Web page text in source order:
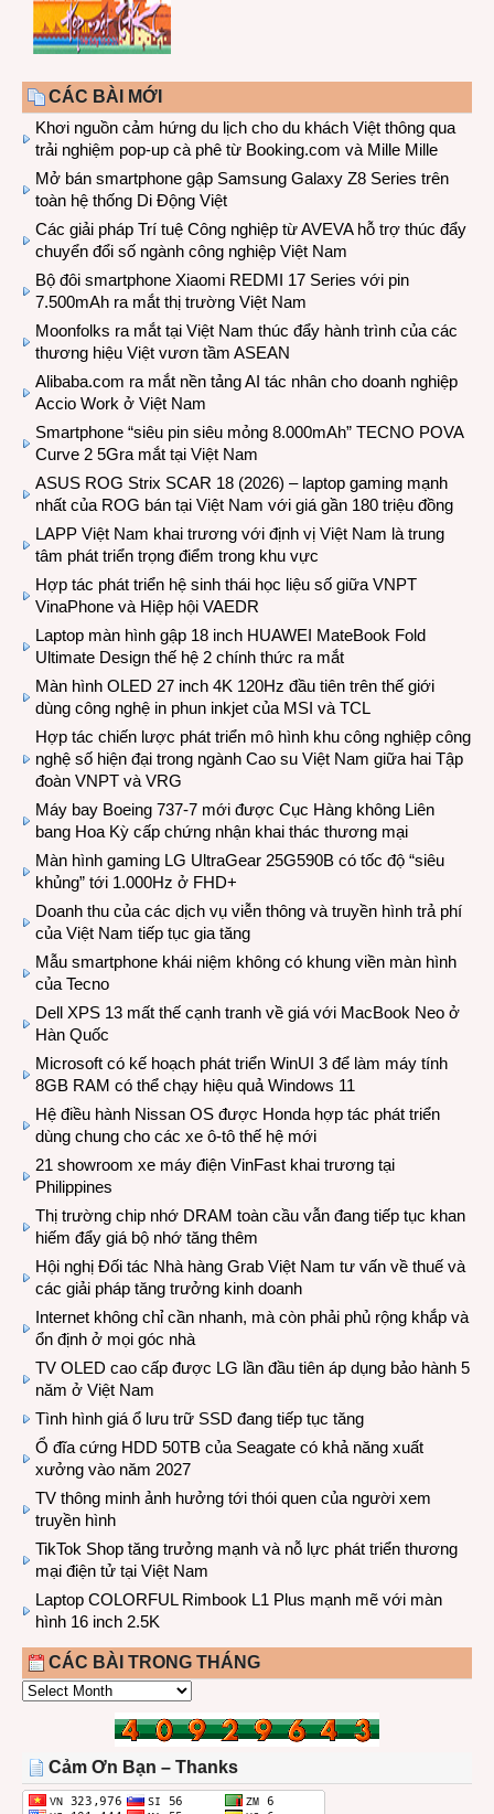
CÁC BÀI MỚI
Khơi nguồn cảm hứng du lịch cho du khách Việt thông qua
trải nghiệm pop-up cà phê từ Booking.com và Mille Mille
Mở bán smartphone gập Samsung Galaxy Z8 Series trên
toàn hệ thống Di Động Việt
Các giải pháp Trí tuệ Công nghiệp từ AVEVA hỗ trợ thúc đẩy
chuyển đổi số ngành công nghiệp Việt Nam
Bộ đôi smartphone Xiaomi REDMI 17 Series với pin
7.500mAh ra mắt thị trường Việt Nam
Moonfolks ra mắt tại Việt Nam thúc đẩy hành trình của các
thương hiệu Việt vươn tầm ASEAN
Alibaba.com ra mắt nền tảng AI tác nhân cho doanh nghiệp
Accio Work ở Việt Nam
Smartphone “siêu pin siêu mỏng 8.000mAh” TECNO POVA
Curve 2 5Gra mắt tại Việt Nam
ASUS ROG Strix SCAR 18 (2026) – laptop gaming mạnh
nhất của ROG bán tại Việt Nam với giá gần 180 triệu đồng
LAPP Việt Nam khai trương với định vị Việt Nam là trung
tâm phát triển trọng điểm trong khu vực
Hợp tác phát triển hệ sinh thái học liệu số giữa VNPT
VinaPhone và Hiệp hội VAEDR
Laptop màn hình gập 18 inch HUAWEI MateBook Fold
Ultimate Design thế hệ 2 chính thức ra mắt
Màn hình OLED 27 inch 4K 120Hz đầu tiên trên thế giới
dùng công nghệ in phun inkjet của MSI và TCL
Hợp tác chiến lược phát triển mô hình khu công nghiệp công
nghệ số hiện đại trong ngành Cao su Việt Nam giữa hai Tập
đoàn VNPT và VRG
Máy bay Boeing 737-7 mới được Cục Hàng không Liên
bang Hoa Kỳ cấp chứng nhận khai thác thương mại
Màn hình gaming LG UltraGear 25G590B có tốc độ “siêu
khủng” tới 1.000Hz ở FHD+
Doanh thu của các dịch vụ viễn thông và truyền hình trả phí
của Việt Nam tiếp tục gia tăng
Mẫu smartphone khái niệm không có khung viền màn hình
của Tecno
Dell XPS 13 mất thế cạnh tranh về giá với MacBook Neo ở
Hàn Quốc
Microsoft có kế hoạch phát triển WinUI 3 để làm máy tính
8GB RAM có thể chạy hiệu quả Windows 11
Hệ điều hành Nissan OS được Honda hợp tác phát triển
dùng chung cho các xe ô-tô thế hệ mới
21 showroom xe máy điện VinFast khai trương tại
Philippines
Thị trường chip nhớ DRAM toàn cầu vẫn đang tiếp tục khan
hiếm đẩy giá bộ nhớ tăng thêm
Hội nghị Đối tác Nhà hàng Grab Việt Nam tư vấn về thuế và
các giải pháp tăng trưởng kinh doanh
Internet không chỉ cần nhanh, mà còn phải phủ rộng khắp và
ổn định ở mọi góc nhà
TV OLED cao cấp được LG lần đầu tiên áp dụng bảo hành 5
năm ở Việt Nam
Tình hình giá ổ lưu trữ SSD đang tiếp tục tăng
Ổ đĩa cứng HDD 50TB của Seagate có khả năng xuất
xưởng vào năm 2027
TV thông minh ảnh hưởng tới thói quen của người xem
truyền hình
TikTok Shop tăng trưởng mạnh và nỗ lực phát triển thương
mại điện tử tại Việt Nam
Laptop COLORFUL Rimbook L1 Plus mạnh mẽ với màn
hình 16 inch 2.5K
CÁC BÀI TRONG THÁNG
CÁC
THÁNG
Cảm Ơn Bạn – Thanks